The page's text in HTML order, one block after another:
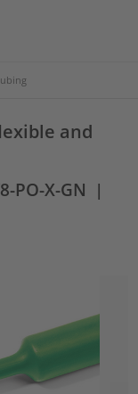
and
PO-X-GN |